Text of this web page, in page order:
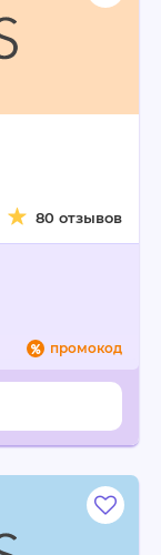
80 отзывов
промокод